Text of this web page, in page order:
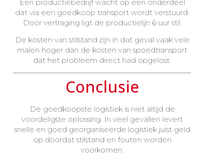
Een productiebedrijf wacht op een onderdeel
dat via een goedkoop transport wordt verstuurd.
Door vertraging ligt de productielijn 6 uur stil.
De kosten van stilstand zijn in dat geval vaak vele
malen hoger dan de kosten van spoedtransport
dat het probleem direct had opgelost.
Conclusie
De goedkoopste logistiek is niet altijd de
voordeligste oplossing. In veel gevallen levert
snelle en goed georganiseerde logistiek juist geld
op doordat stilstand en fouten worden
voorkomen.